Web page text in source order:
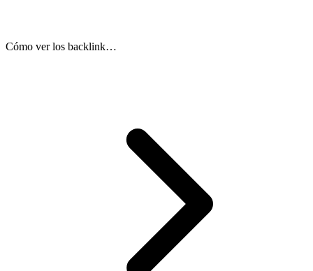
Cómo ver los backlinks de cualquier web. Métodos gratis y de pago